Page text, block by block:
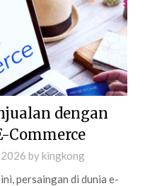
dengan
Commerce
bykingkong
persaingan di dunia e-